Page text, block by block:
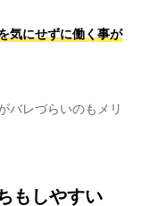
気にせずに働く事が
バレづらいのもメリ
もしやすい